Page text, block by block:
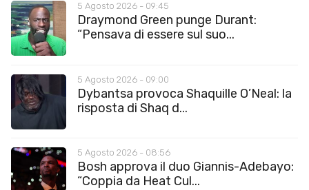
5 Agosto 2026 - 09:45
Draymond Green punge Durant:
“Pensava di essere sul suo...
5 Agosto 2026 - 09:00
Dybantsa provoca Shaquille O’Neal: la
risposta di Shaq d...
5 Agosto 2026 - 08:56
Bosh approva il duo Giannis-Adebayo:
“Coppia da Heat Cul...